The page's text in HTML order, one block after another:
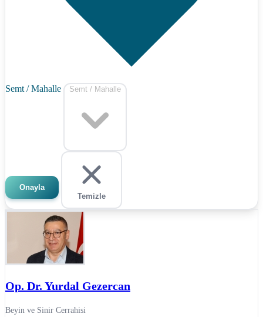
Semt / Mahalle Semt / Mahalle
Onayla
Temizle
Op. Dr. Yurdal Gezercan
Beyin ve Sinir Cerrahisi